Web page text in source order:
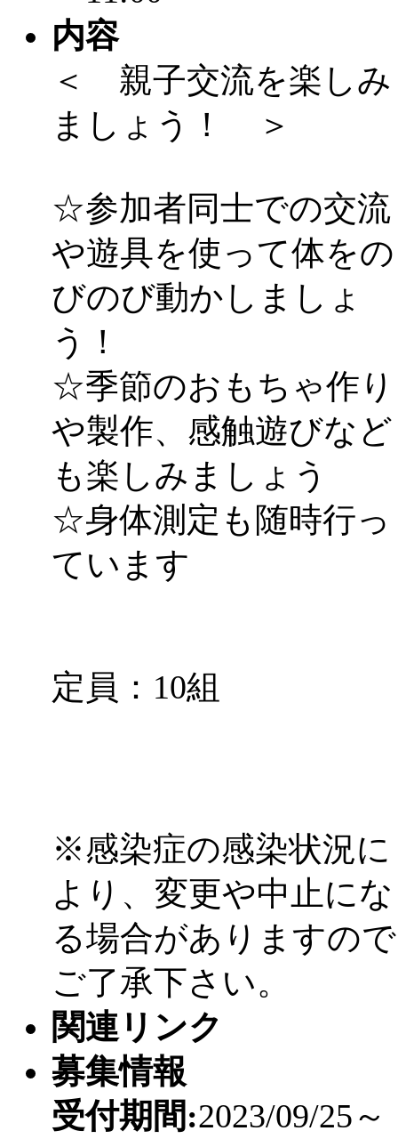
内容
＜ 親子交流を楽しみ
ましょう！ ＞
☆参加者同士での交流
や遊具を使って体をの
びのび動かしましょ
う！
☆季節のおもちゃ作り
や製作、感触遊びなど
も楽しみましょう
☆身体測定も随時行っ
ています
定員：10組
※感染症の感染状況に
より、変更や中止にな
る場合がありますので
ご了承下さい。
関連リンク
募集情報
受付期間:2023/09/25～